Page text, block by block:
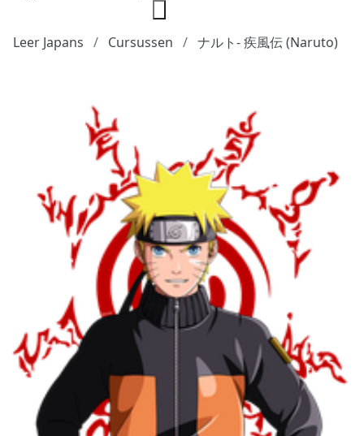
Leer Japans Cursussen ナルト- 疾風伝 (Naruto)